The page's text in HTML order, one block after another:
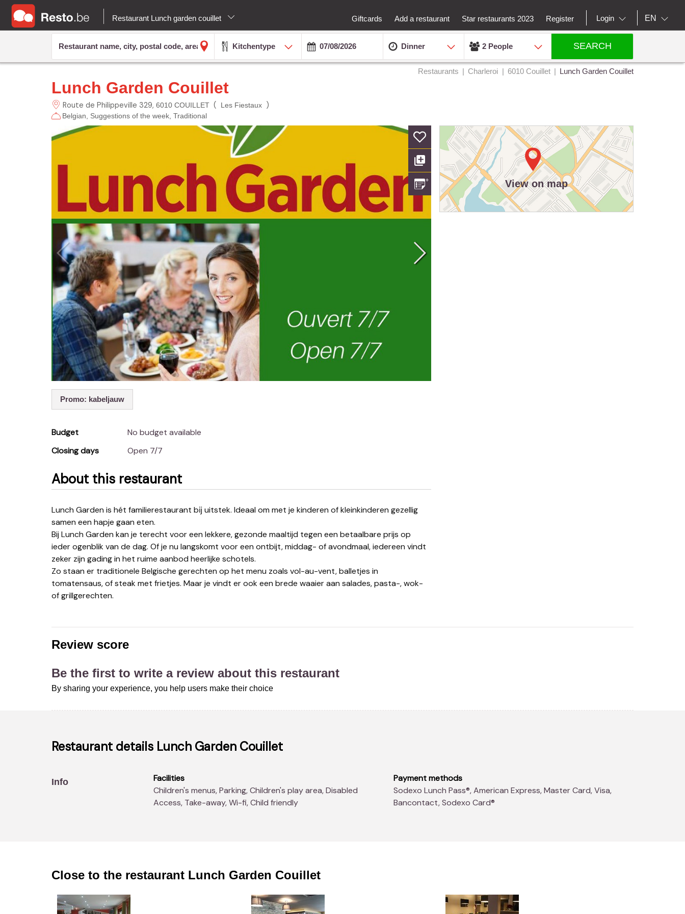
Restaurant Lunch garden couillet Giftcards Add a restaurant Star restaurants 2023 Register Login EN
Kitchentype Dinner 2 People SEARCH
Restaurants Charleroi 6010 Couillet Lunch Garden Couillet
Lunch Garden Couillet
Route de Philippeville 329 6010 COUILLET ( Les Fiestaux)
Belgian Suggestions of the week Traditional
Promo: kabeljauw
Budget
No budget available
Closing days
Open 7/7
About this restaurant
Lunch Garden is hét familierestaurant bĳ uitstek. Ideaal om met je kinderen of kleinkinderen gezellig
samen een hapje gaan eten.
Bij Lunch Garden kan je terecht voor een lekkere, gezonde maaltijd tegen een betaalbare prijs op
ieder ogenblik van de dag. Of je nu langskomt voor een ontbijt, middag- of avondmaal, iedereen vindt
zeker zijn gading in het ruime aanbod heerlijke schotels.
Zo staan er traditionele Belgische gerechten op het menu zoals vol-au-vent, balletjes in
tomatensaus, of steak met frietjes. Maar je vindt er ook een brede waaier aan salades, pasta-, wok-
of grillgerechten.
View on map
Review score
Be the first to write a review about this restaurant
By sharing your experience, you help users make their choice
Restaurant details Lunch Garden Couillet
Info
Facilities
Children's menus, Parking, Children's play area, Disabled
Access, Take-away, Wi-fi, Child friendly
Payment methods
Sodexo Lunch Pass®, American Express, Master Card, Visa,
Bancontact, Sodexo Card®
Close to the restaurant Lunch Garden Couillet